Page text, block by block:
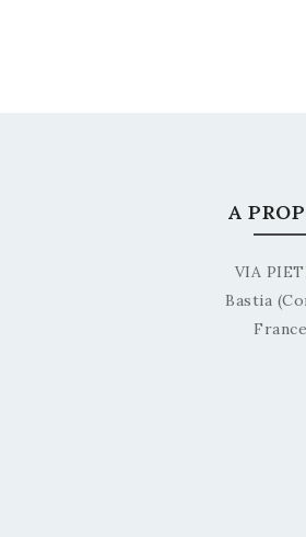
A
VIA
Bastia
France